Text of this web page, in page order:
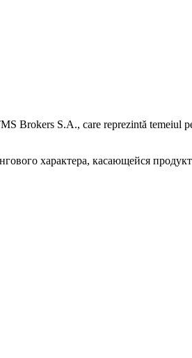
Brokers S.A., care reprezintă temeiul
характера, касающейся